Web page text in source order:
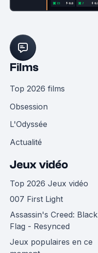
Films
Top 2026 films
Obsession
L'Odyssée
Actualité
Jeux vidéo
Top 2026 Jeux vidéo
007 First Light
Assassin's Creed: Black
Flag - Resynced
Jeux populaires en ce